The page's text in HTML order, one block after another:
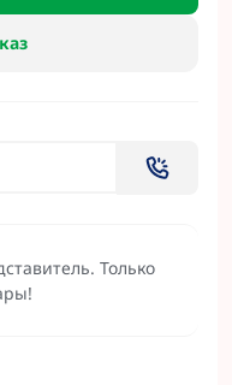
Только